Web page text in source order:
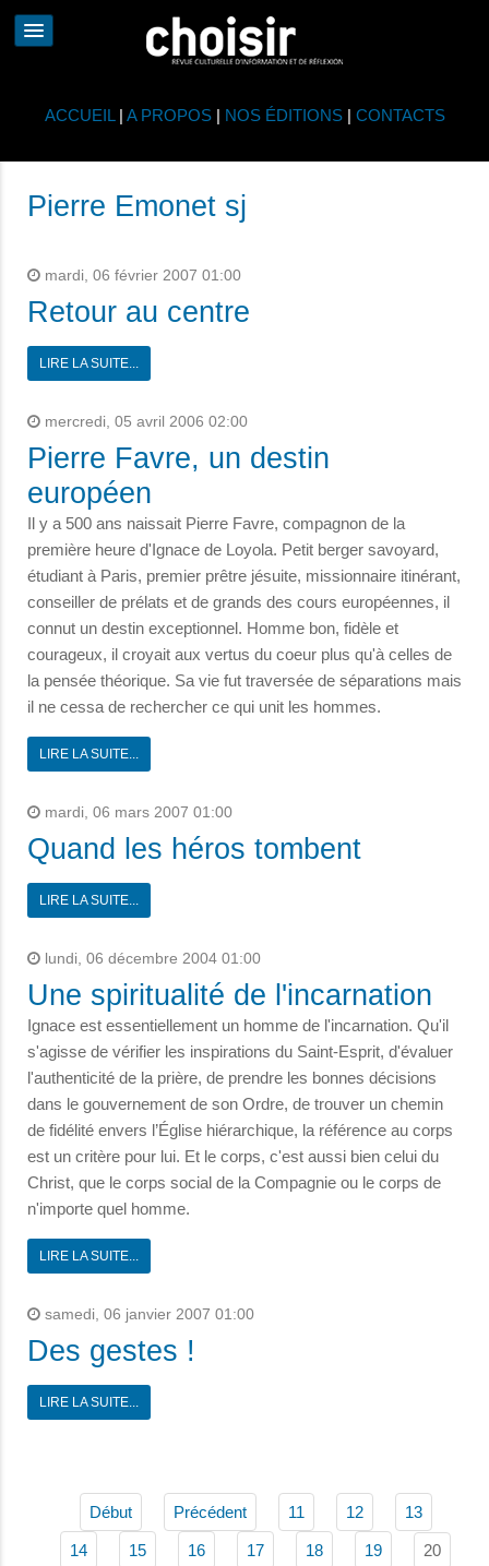
ACCUEIL | A PROPOS| NOS ÉDITIONS| CONTACTS
Pierre Emonet sj
mardi, 06 février 2007 01:00
Retour au centre
LIRE LA SUITE...
mercredi, 05 avril 2006 02:00
Pierre Favre, un destin
européen
Il y a 500 ans naissait Pierre Favre, compagnon de la
première heure d'Ignace de Loyola. Petit berger savoyard,
étudiant à Paris, premier prêtre jésuite, missionnaire itinérant,
conseiller de prélats et de grands des cours européennes, il
connut un destin exceptionnel. Homme bon, fidèle et
courageux, il croyait aux vertus du coeur plus qu'à celles de
la pensée théorique. Sa vie fut traversée de séparations mais
il ne cessa de rechercher ce qui unit les hommes.
LIRE LA SUITE...
mardi, 06 mars 2007 01:00
Quand les héros tombent
LIRE LA SUITE...
lundi, 06 décembre 2004 01:00
Une spiritualité de l'incarnation
Ignace est essentiellement un homme de l'incarnation. Qu'il
s'agisse de vérifier les inspirations du Saint-Esprit, d'évaluer
l'authenticité de la prière, de prendre les bonnes décisions
dans le gouvernement de son Ordre, de trouver un chemin
de fidélité envers l’Église hiérarchique, la référence au corps
est un critère pour lui. Et le corps, c'est aussi bien celui du
Christ, que le corps social de la Compagnie ou le corps de
n'importe quel homme.
LIRE LA SUITE...
samedi, 06 janvier 2007 01:00
Des gestes !
LIRE LA SUITE...
Début Précédent 11 12 13
14 15 16 17 18 19 20